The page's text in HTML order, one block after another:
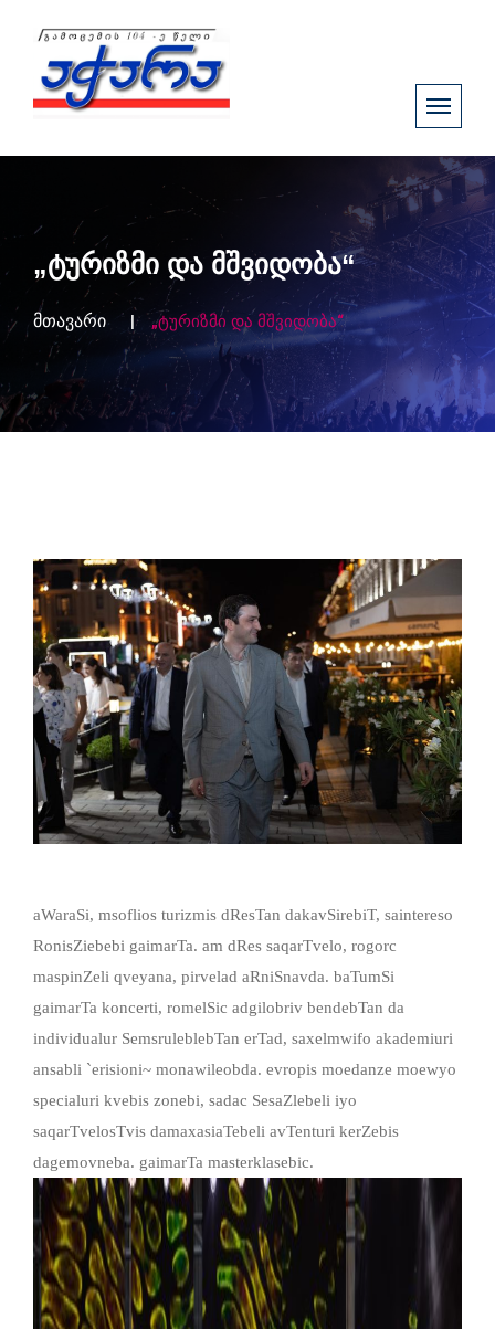
„ტურიზმი და მშვიდობა“
მთავარი „ტურიზმი და მშვიდობა“
aWaraSi, msoflios turizmis dResTan dakavSirebiT, saintereso
RonisZiebebi gaimarTa. am dRes saqarTvelo, rogorc
maspinZeli qveyana, pirvelad aRniSnavda. baTumSi
gaimarTa koncerti, romelSic adgilobriv bendebTan da
individualur SemsruleblebTan erTad, saxelmwifo akademiuri
ansabli `erisioni~ monawileobda. evropis moedanze moewyo
specialuri kvebis zonebi, sadac SesaZlebeli iyo
saqarTvelosTvis damaxasiaTebeli avTenturi kerZebis
dagemovneba. gaimarTa masterklasebic.